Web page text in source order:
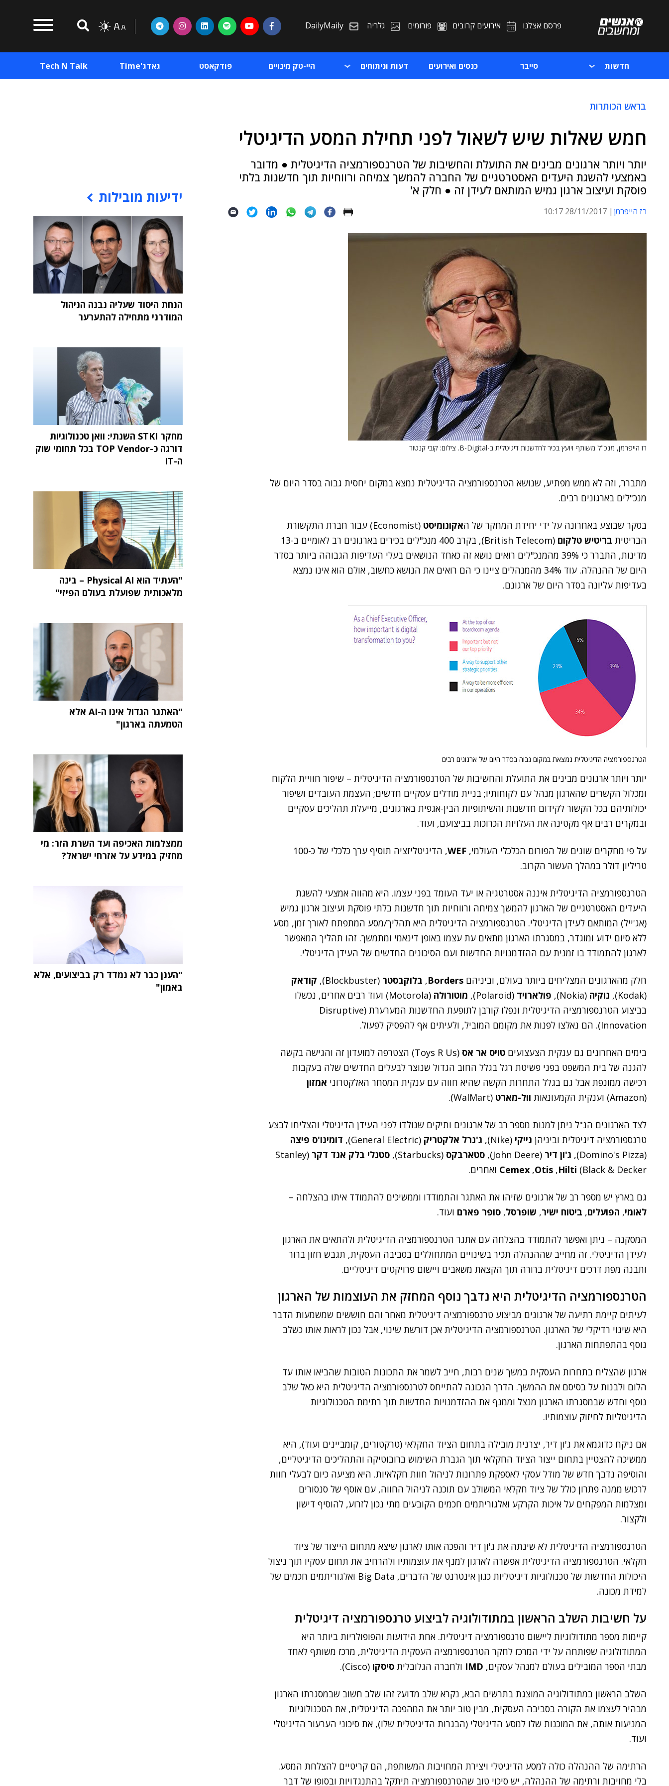
פרסם אצלנו אירועים קרובים פורומים גלריה DailyMaily
חדשות סייבר כנסים ואירועים דעות וניתוחים היי-טק מינויים פודקאסט גאדג'Time Tech N Talk
בראש הכותרות
חמש שאלות שיש לשאול לפני תחילת המסע הדיגיטלי
יותר ויותר ארגונים מבינים את התועלת והחשיבות של הטרנספורמציה הדיגיטלית ● מדובר
באמצעי להשגת היעדים האסטרטגיים של החברה להמשך צמיחה ורווחיות תוך חדשנות בלתי
פוסקת ועיצוב ארגון גמיש המותאם לעידן זה ● חלק א'
רז הייפרמן 28/11/2017 10:17
רז הייפרמן, מנכ"ל משותף ויועץ בכיר לחדשנות דיגיטלית ב-B-Digital. צילום: קובי קנטור
מתברר, וזה לא ממש מפתיע, שנושא הטרנספורמציה הדיגיטלית נמצא במקום יחסית גבוה בסדר היום של
מנכ"לים בארגונים רבים.
בסקר שבוצע באחרונה על ידי יחידת המחקר של האקונומיסט
(Economist) עבור חברת התקשורת
הבריטית בריטיש טלקום
(British Telecom), בקרב 400 מנכ"לים בכירים בארגונים רב לאומיים ב-13
מדינות, התברר כי 39% מהמנכ"לים רואים נושא זה כאחד הנושאים בעלי העדיפות הגבוהה ביותר בסדר
היום של ההנהלה. עוד 34% מהמנהלים ציינו כי הם רואים את הנושא כחשוב, אולם הוא אינו נמצא
בעדיפות עליונה בסדר היום של ארגונם.
הטרנספורמציה הדיגיטלית נמצאת במקום גבוה בסדר היום של ארגונים רבים
יותר ויותר ארגונים מבינים את התועלת והחשיבות של הטרנספורמציה הדיגיטלית – שיפור חוויית הלקוח
ומכלול הקשרים שהארגון מנהל עם לקוחותיו; בניית מודלים עסקיים חדשים; העצמת העובדים ושיפור
יכולותיהם בכל הקשור לקידום חדשנות והשיתופיות הבין-אגפית בארגונים, מייעלת תהליכים עסקיים
ובמקרים רבים אף מקטינה את העלויות הכרוכות בביצועם, ועוד.
על פי מחקרים שונים של הפורום הכלכלי העולמי, WEF
, הדיגיטליזציה תוסיף ערך כלכלי של כ-100
טריליון דולר במהלך העשור הקרוב.
הטרנספורמציה הדיגיטלית איננה אסטרטגיה או יעד העומד בפני עצמו. היא מהווה אמצעי להשגת
היעדים האסטרטגיים של הארגון להמשך צמיחה ורווחיות תוך חדשנות בלתי פוסקת ועיצוב ארגון גמיש
(אג'ייל) המותאם לעידן הדיגיטלי. הטרנספורמציה הדיגיטלית היא תהליך/מסע המתפתח לאורך זמן, מסע
ללא סיום ידוע ומוגדר, במסגרתו הארגון מתאים עת עצמו באופן דינאמי ומתמשך. זהו תהליך המאפשר
לארגון להתמודד בו זמנית עם ההזדמנויות החדשות ועם הסיכונים החדשים של העידן הדיגיטלי.
חלק מהארגונים המצליחים ביותר בעולם, וביניהם Borders
, בלוקבסטר (Blockbuster),
קודאק
(Kodak),
נוקיה (Nokia), פולארויד (Polaroid), מוטורולה
(Motorola) ועוד רבים אחרים, נכשלו
בביצוע הטרנספורמציה הדיגיטלית ונפלו קורבן לתופעת החדשנות המערערת (Disruptive
Innovation). הם נאלצו לפנות את מקומם המוביל, ולעיתים אף להפסיק לפעול.
בימים האחרונים גם ענקית הצעצועים טויס אר אס
(Toys R Us) הצטרפה למועדון זה והגישה בקשה
להגנה של בית המשפט בפני פשיטת רגל בגלל החוב הגדול שנוצר לבעלים החדשים שלה בעקבות
רכישה ממונפת אבל גם בגלל התחרות הקשה שהיא חווה עם ענקית המסחר האלקטרוני אמזון
(Amazon) וענקית הקמעונאות
וול-מארט (WalMart).
לצד הארגונים הנ"ל ניתן למנות מספר רב של ארגונים ותיקים שנולדו לפני העידן הדיגיטלי והצליחו לבצע
טרנספורמציה דיגיטלית וביניהן נייקי (Nike), ג'נרל אלקטריק (General Electric),
דומינו'ס פיצה
(Domino's Pizza),
ג'ון דיר (John Deere), סטארבקס (Starbucks), סטנלי בלק אנד דקר (Stanley
Black & Decker)
Cemex ,Otis ,Hilti ואחרים.
גם בארץ יש מספר רב של ארגונים שזיהו את האתגר והתמודדו וממשיכים להתמודד איתו בהצלחה –
לאומי, הפועלים, ביטוח ישיר, שופרסל, סופר פארם ועוד.
המסקנה – ניתן ואפשר להתמודד בהצלחה עם אתגר הטרנספורמציה הדיגיטלית ולהתאים את הארגון
לעידן הדיגיטלי. זה מחייב שההנהלה תכיר בשינויים המתחוללים בסביבה העסקית, תגבש חזון ברור
ותבנה מפת דרכים דיגיטלית ברורה תוך הקצאת משאבים ויישום פרויקטים דיגיטליים.
הטרנספורמציה הדיגיטלית היא נדבך נוסף המחזק את העוצמות של הארגון
לעיתים קיימת רתיעה של ארגונים מביצוע טרנספורמציה דיגיטלית מאחר והם חוששים שמשמעות הדבר
היא שינוי רדיקלי של הארגון. הטרנספורמציה הדיגיטלית אכן דורשת שינוי, אבל נכון לראות אותו כשלב
נוסף בהתפתחות הארגון.
ארגון שהצליח בתחרות העסקית במשך שנים רבות, חייב לשמר את התכונות הטובות שהביאו אותו עד
הלום ולבנות על בסיסם את ההמשך. הדרך הנכונה להתייחס לטרנספורמציה הדיגיטלית היא כאל שלב
נוסף וחדש שבמסגרתו הארגון מנצל וממנף את ההזדמנויות החדשות תוך רתימת הטכנולוגיות
הדיגיטליות לחיזוק עוצמותיו.
אם ניקח כדוגמא את ג'ון דיר, יצרנית מובילה בתחום הציוד החקלאי (טרקטורים, קומביינים ועוד), היא
ממשיכה להצטיין בתחום ייצור הציוד החקלאי תוך הגברת השימוש ברובוטיקה והתהליכים הדיגיטליים,
והוסיפה נדבך חדש של מודל עסקי לאספקת פתרונות לניהול חוות חקלאיות. היא מציעה כיום לבעלי חוות
לרכוש ממנה פתרון כולל של ציוד חקלאי המשולב עם תוכנה לניהול החווה, עם אוסף של סנסורים
ומצלמות המפקחים על איכות הקרקע ואלגוריתמים חכמים הקובעים מתי נכון לזרוע, להוסיף דישון
ולקצור.
הטרנספורמציה הדיגיטלית לא שינתה את ג'ון דיר והפכה אותו לארגון שיצא מתחום הייצור של ציוד
חקלאי. הטרנספורמציה הדיגיטלית אפשרה לארגון למנף את עוצמותיו ולהרחיב את תחום עסקיו תוך ניצול
היכולות החדשות של טכנולוגיות דיגיטליות כגון אינטרנט של הדברים, Big Data ואלגוריתמים חכמים של
למידת מכונה.
על חשיבות השלב הראשון במתודולוגיה לביצוע טרנספורמציה דיגיטלית
קיימות מספר מתודולוגיות ליישום טרנספורמציה דיגיטלית. אחת הידועות והפופולריות ביותר היא
המתודולוגיה שפותחה על ידי המרכז לחקר הטרנספורמציה העסקית הדיגיטלית, מרכז משותף לאחד
מבתי הספר המובילים בעולם למנהל עסקים, IMD ולחברה הגלובלית סיסקו (Cisco).
השלב הראשון במתודולוגיה המוצגת בתרשים הבא, נקרא שלב מדוע? זהו שלב חשוב שבמסגרתו הארגון
מבהיר לעצמו את הקורה בסביבה העסקית, מבין טוב יותר את המהפכה הדיגיטלית, את הטכנולוגיות
המניעות אותה, את המוכנות שלו למסע הדיגיטלי (הבגרות הדיגיטלית שלו), את סיכוני הערעור הדיגיטלי
ועוד.
הרתימה של ההנהלה כולה למסע הדיגיטלי ויצירת המחויבות המשותפת, הם קריטיים להצלחת המסע.
בלי מחויבות ורתימה של ההנהלה, יש סיכוי טוב שהטרנספורמציה תיתקל בהתנגדויות ובסופו של דבר
ידיעות מובילות
הנחת היסוד שעליה נבנה הניהול
המודרני מתחילה להתערער
מחקר STKI השנתי: וואן טכנולוגיות
דורגה כ-TOP Vendor בכל תחומי שוק
ה-IT
"העתיד הוא Physical AI – בינה
מלאכותית שפועלת בעולם הפיזי"
"האתגר הגדול אינו ה-AI אלא
הטמעתה בארגון"
ממצלמות האכיפה ועד השרת הזר: מי
מחזיק במידע על אזרחי ישראל?
"הענן כבר לא נמדד רק בביצועים, אלא
באמון"